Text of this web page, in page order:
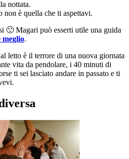
nottata.
non è quella che ti aspettavi.
🙂 Magari può esserti utile una guida
meglio.
letto è il terrore di una nuova giornata
vita da pendolare, i 40 minuti di
ti sei lasciato andare in passato e ti